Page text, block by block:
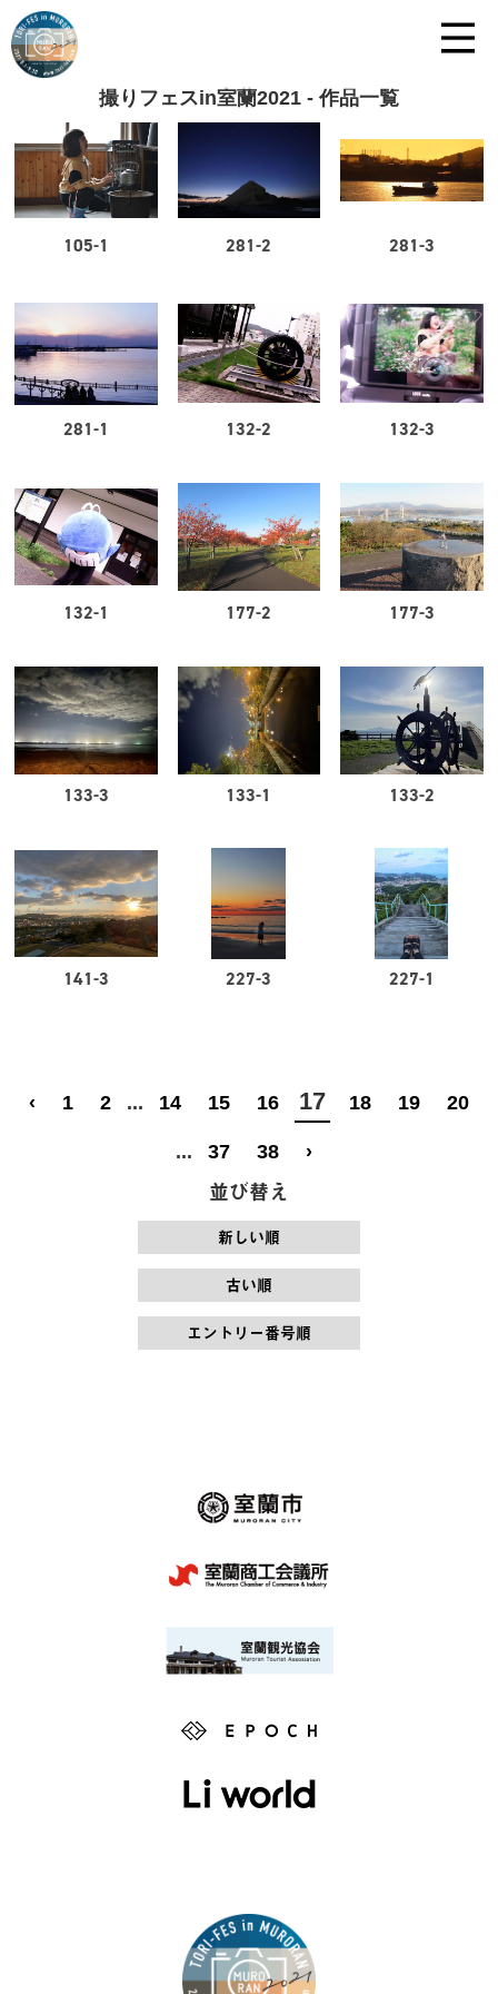
撮りフェスin室蘭2021 - 作品一覧
105-1 281-2 281-3
281-1 132-2 132-3
132-1 177-2 177-3
133-3 133-1 133-2
141-3 227-3 227-1
‹ 1 2 ... 14 15 16 17 18 19 20
... 37 38 ›
並び替え
新しい順
古い順
エントリー番号順